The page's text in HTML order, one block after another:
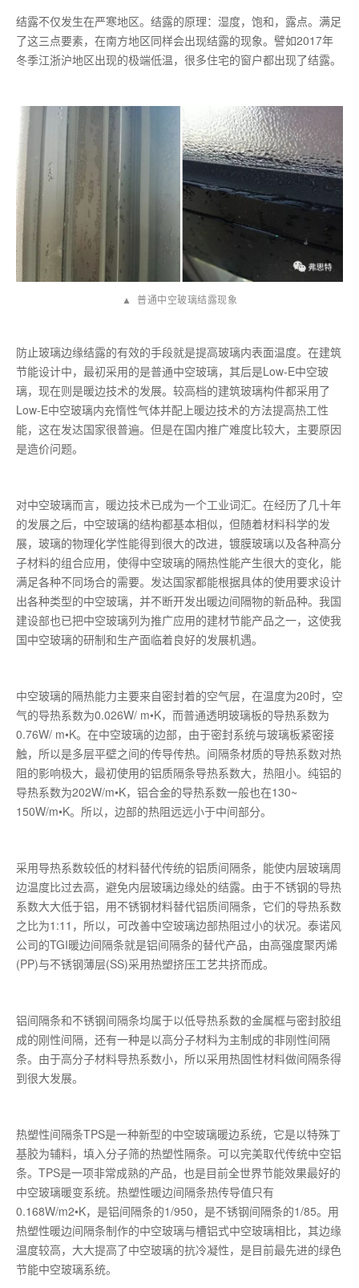
结露不仅发生在严寒地区。结露的原理：湿度，饱和，露点。满足
了这三点要素，在南方地区同样会出现结露的现象。譬如2017年
冬季江浙沪地区出现的极端低温，很多住宅的窗户都出现了结露。
▲ 普通中空玻璃结露现象
防止玻璃边缘结露的有效的手段就是提高玻璃内表面温度。在建筑
节能设计中，最初采用的是普通中空玻璃，其后是Low-E中空玻
璃，现在则是暖边技术的发展。较高档的建筑玻璃构件都采用了
Low-E中空玻璃内充惰性气体并配上暖边技术的方法提高热工性
能，这在发达国家很普遍。但是在国内推广难度比较大，主要原因
是造价问题。
对中空玻璃而言，暖边技术已成为一个工业词汇。在经历了几十年
的发展之后，中空玻璃的结构都基本相似，但随着材料科学的发
展，玻璃的物理化学性能得到很大的改进，镀膜玻璃以及各种高分
子材料的组合应用，使得中空玻璃的隔热性能产生很大的变化，能
满足各种不同场合的需要。发达国家都能根据具体的使用要求设计
出各种类型的中空玻璃，并不断开发出暖边间隔物的新品种。我国
建设部也已把中空玻璃列为推广应用的建材节能产品之一，这使我
国中空玻璃的研制和生产面临着良好的发展机遇。
中空玻璃的隔热能力主要来自密封着的空气层，在温度为20时，空
气的导热系数为0.026W/ m•K，而普通透明玻璃板的导热系数为
0.76W/ m•K。在中空玻璃的边部，由于密封系统与玻璃板紧密接
触，所以是多层平壁之间的传导传热。间隔条材质的导热系数对热
阻的影响极大，最初使用的铝质隔条导热系数大，热阻小。纯铝的
导热系数为202W/m•K，铝合金的导热系数一般也在130~
150W/m•K。所以，边部的热阻远远小于中间部分。
采用导热系数较低的材料替代传统的铝质间隔条，能使内层玻璃周
边温度比过去高，避免内层玻璃边缘处的结露。由于不锈钢的导热
系数大大低于铝，用不锈钢材料替代铝质间隔条，它们的导热系数
之比为1:11，所以，可改善中空玻璃边部热阻过小的状况。泰诺风
公司的TGI暖边间隔条就是铝间隔条的替代产品，由高强度聚丙烯
(PP)与不锈钢薄层(SS)采用热塑挤压工艺共挤而成。
铝间隔条和不锈钢间隔条均属于以低导热系数的金属框与密封胶组
成的刚性间隔，还有一种是以高分子材料为主制成的非刚性间隔
条。由于高分子材料导热系数小，所以采用热固性材料做间隔条得
到很大发展。
热塑性间隔条TPS是一种新型的中空玻璃暖边系统，它是以特殊丁
基胶为辅料，填入分子筛的热塑性隔条。可以完美取代传统中空铝
条。TPS是一项非常成熟的产品，也是目前全世界节能效果最好的
中空玻璃暖变系统。热塑性暖边间隔条热传导值只有
0.168W/m2•K，是铝间隔条的1/950，是不锈钢间隔条的1/85。用
热塑性暖边间隔条制作的中空玻璃与槽铝式中空玻璃相比，其边缘
温度较高，大大提高了中空玻璃的抗冷凝性，是目前最先进的绿色
节能中空玻璃系统。